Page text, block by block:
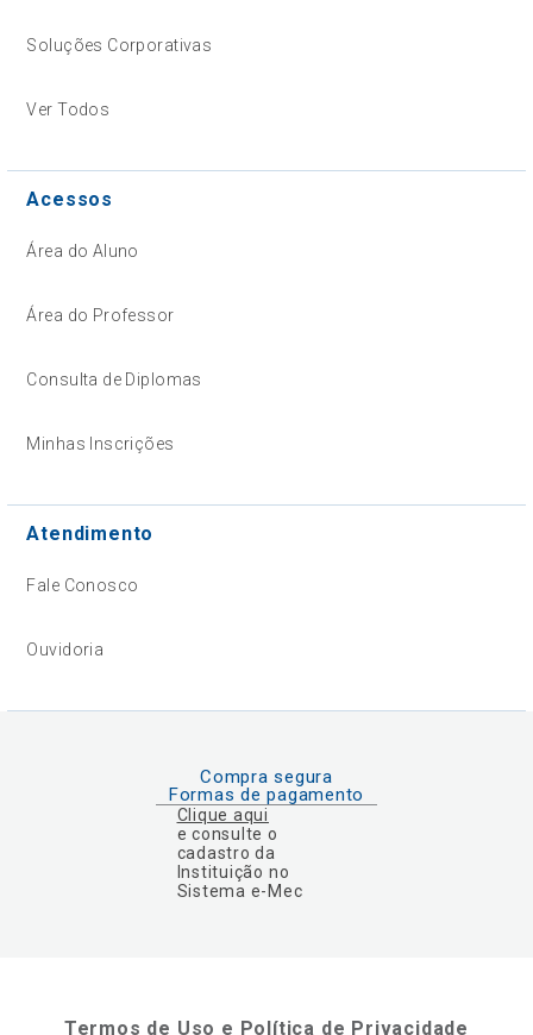
Soluções Corporativas
Ver Todos
Acessos
Área do Aluno
Área do Professor
Consulta de Diplomas
Minhas Inscrições
Atendimento
Fale Conosco
Ouvidoria
Compra segura
Formas de pagamento
Clique aqui
e consulte o
cadastro da
Instituição no
Sistema e-Mec
Termos de Uso e Política de Privacidade